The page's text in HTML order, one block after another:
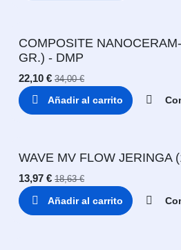
COMPOSITE
GR.) - DMP
22,10 € 34,00€
Añadir al carrito
WAVE MV FLOW JERINGA
13,97 € 18,63€
Añadir al carrito